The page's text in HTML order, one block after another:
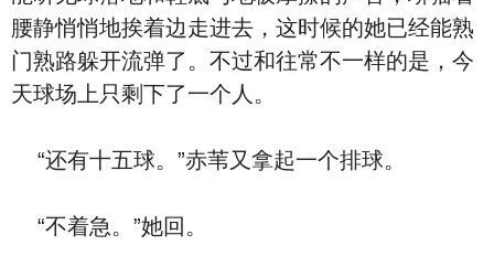
腰静悄悄地挨着边走进去，这时候的她已经能熟
门熟路躲开流弹了。不过和往常不一样的是，今
天球场上只剩下了一个人。
“还有十五球。”赤苇又拿起一个排球。
“不着急。”她回。